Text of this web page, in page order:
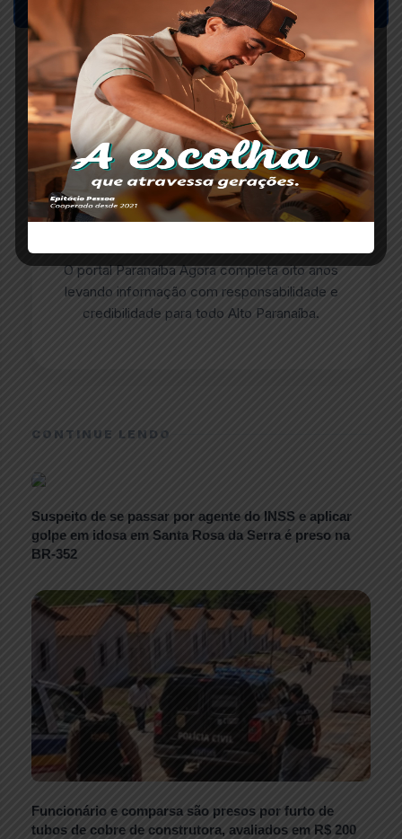
ESCRITO POR
Redação Paranaíba Agora
O portal Paranaíba Agora completa oito anos
levando informação com responsabilidade e
credibilidade para todo Alto Paranaíba.
CONTINUE LENDO
Suspeito de se passar por agente do INSS e aplicar
golpe em idosa em Santa Rosa da Serra é preso na
BR-352
Funcionário e comparsa são presos por furto de
tubos de cobre de construtora, avaliados em R$ 200